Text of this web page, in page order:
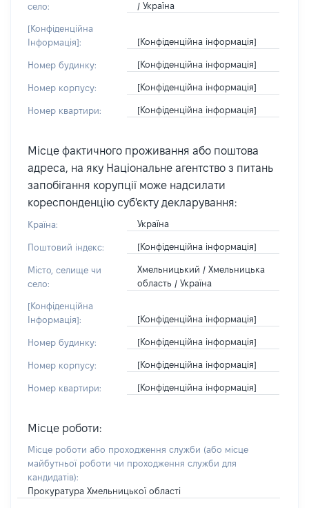
село:
/ Україна
[Конфіденційна
Інформація]:
[Конфіденційна інформація]
Номер будинку: [Конфіденційна інформація]
Номер корпусу: [Конфіденційна інформація]
Номер квартири: [Конфіденційна інформація]
Місце фактичного проживання або поштова
адреса, на яку Національне агентство з питань
запобігання корупції може надсилати
кореспонденцію суб'єкту декларування:
Країна: Україна
Поштовий індекс: [Конфіденційна інформація]
Місто, селище чи
село:
Хмельницький / Хмельницька
область / Україна
[Конфіденційна
Інформація]:
[Конфіденційна інформація]
Номер будинку: [Конфіденційна інформація]
Номер корпусу: [Конфіденційна інформація]
Номер квартири: [Конфіденційна інформація]
Місце роботи:
Місце роботи або проходження служби (або місце
майбутньої роботи чи проходження служби для
кандидатів):
Прокуратура Хмельницької області